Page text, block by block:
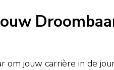
om jouw carrière in de